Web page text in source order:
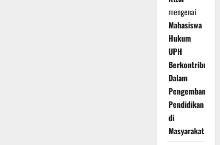
mengenai
Mahasiswa
Hukum
UPH
Berkontribusi
Dalam
Pengembangan
Pendidikan
di
Masyarakat